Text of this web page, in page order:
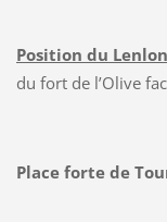
Position du Lenlon
du fort de l’Olive
Place forte de